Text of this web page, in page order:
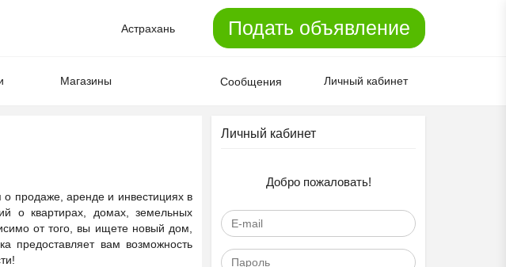
Астрахань Подать объявление
Магазины Сообщения Личный кабинет
продаже, аренде и инвестициях в
о квартирах, домах, земельных
от того, вы ищете новый дом,
предоставляет вам возможность
Личный кабинет
Добро пожаловать!